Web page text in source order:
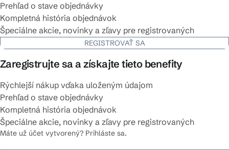
Prehľad o stave objednávky
Kompletná história objednávok
Špeciálne akcie, novinky a zľavy pre registrovaných
REGISTROVAŤ SA
Zaregistrujte sa a získajte tieto benefity
Rýchlejší nákup vďaka uloženým údajom
Prehľad o stave objednávky
Kompletná história objednávok
Špeciálne akcie, novinky a zľavy pre registrovaných
Máte už účet vytvorený? Prihláste sa.